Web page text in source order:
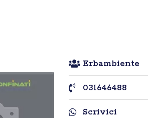
Erbambiente
031646488
Scrivici